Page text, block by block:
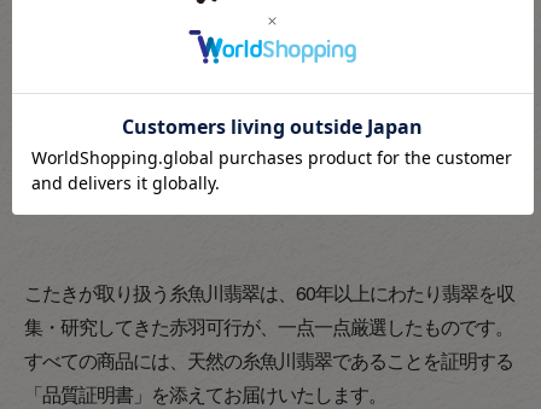
こたきが取り扱う糸魚川翡翠は、60年以上にわたり翡翠を収
集・研究してきた赤羽可行が、一点一点厳選したものです。
すべての商品には、天然の糸魚川翡翠であることを証明する
「品質証明書」を添えてお届けいたします。